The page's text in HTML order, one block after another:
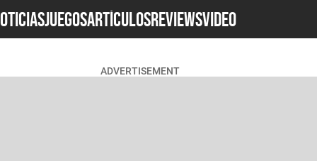
JUEGOSARTÍCULOSREVIEWSVideo
ADVERTISEMENT